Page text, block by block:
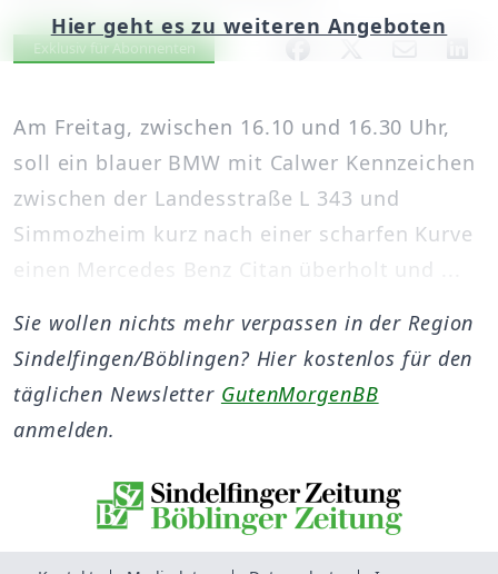
Artikel vorlesen
Exklusiv für Abonnenten
Am Freitag, zwischen 16.10 und 16.30 Uhr,
soll ein blauer BMW mit Calwer Kennzeichen
zwischen der Landesstraße L 343 und
Simmozheim kurz nach einer scharfen Kurve
einen Mercedes Benz Citan überholt und ...
Hier geht es zu weiteren Angeboten
Sie wollen nichts mehr verpassen in der Region
Sindelfingen/Böblingen? Hier kostenlos für den
täglichen Newsletter GutenMorgenBB
anmelden.